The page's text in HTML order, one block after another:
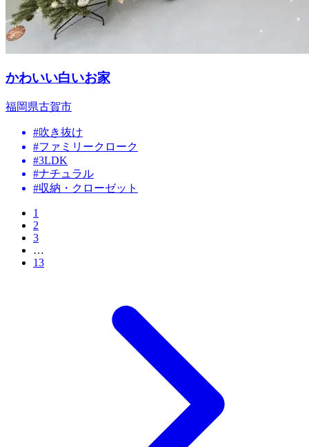
かわいい白いお家
福岡県古賀市
#吹き抜け
#ファミリークローク
#3LDK
#ナチュラル
#収納・クローゼット
1
2
3
…
13